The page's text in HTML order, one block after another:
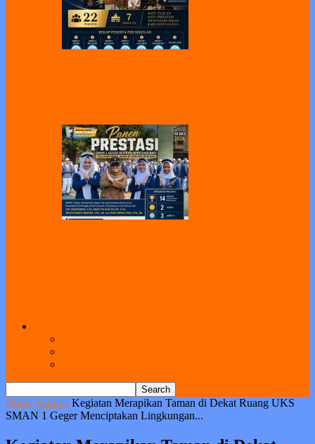
Home Sarpras Kegiatan Merapikan Taman di Dekat Ruang UKS
SMAN 1 Geger Menciptakan Lingkungan...